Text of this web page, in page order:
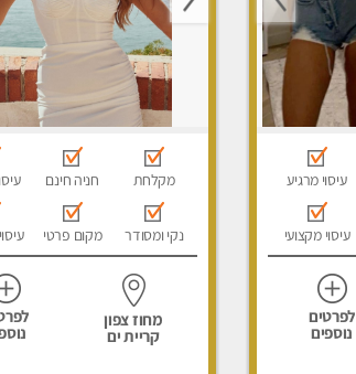
עיסוי מרגיע
עיסוי מקצועי
לפרטים
נוספים
מקלחת חניה חינם
נקי ומסודר מקום פרטי
מחוז צפון
קריית ים